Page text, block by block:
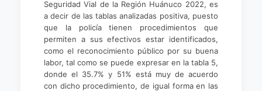
Seguridad Vial de la Región Huánuco 2022, es
a decir de las tablas analizadas positiva, puesto
que la policía tienen procedimientos que
permiten a sus efectivos estar identificados,
como el reconocimiento público por su buena
labor, tal como se puede expresar en la tabla 5,
donde el 35.7% y 51% está muy de acuerdo
con dicho procedimiento, de igual forma en las